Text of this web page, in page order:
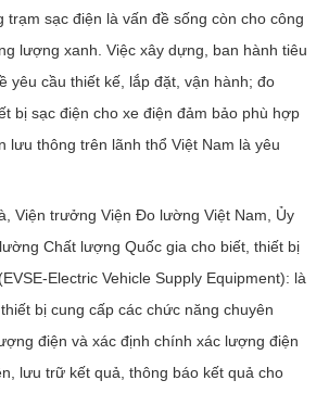
trạm sạc điện là vấn đề sống còn cho công
lượng xanh. Việc xây dựng, ban hành tiêu
yêu cầu thiết kế, lắp đặt, vận hành; đo
bị sạc điện cho xe điện đảm bảo phù hợp
lưu thông trên lãnh thổ Việt Nam là yêu
Viện trưởng Viện Đo lường Việt Nam, Ủy
Chất lượng Quốc gia cho biết, thiết bị
Electric Vehicle Supply Equipment): là
bị cung cấp các chức năng chuyên
điện và xác định chính xác lượng điện
lưu trữ kết quả, thông báo kết quả cho